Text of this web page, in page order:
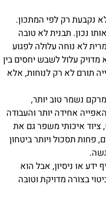
נקבעת רק לפי המתכון.
נכון. תבנית לא טובה
לא נוחה עלולה לפגוע
עלול לשבש יחסים בין
תורם לא רק לנוחות, אלא
נשמר טוב יותר,
אחידה יותר והעבודה
ציוד איכותי משפר גם את
פחות תסכול ויותר ביטחון
ידע או ניסיון, אבל הוא
בצורה מדויקת וטובה